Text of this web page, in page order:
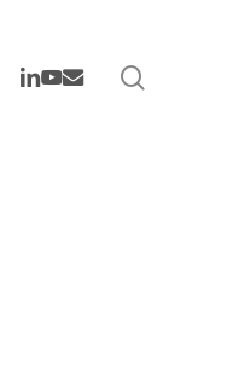
LINKEDIN
YOUTUBE
EMAIL